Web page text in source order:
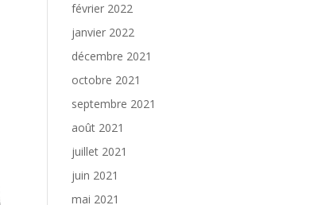
février 2022
janvier 2022
décembre 2021
octobre 2021
septembre 2021
août 2021
juillet 2021
juin 2021
mai 2021